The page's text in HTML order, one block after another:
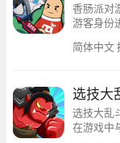
香肠派对
游客身份
环境可以
简体中文
选技大
选技大乱
在游戏中